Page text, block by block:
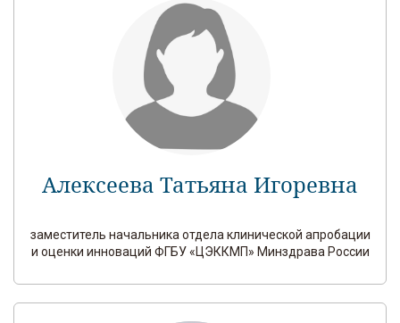
Алексеева Татьяна Игоревна
заместитель начальника отдела клинической апробации
и оценки инноваций ФГБУ «ЦЭККМП» Минздрава России